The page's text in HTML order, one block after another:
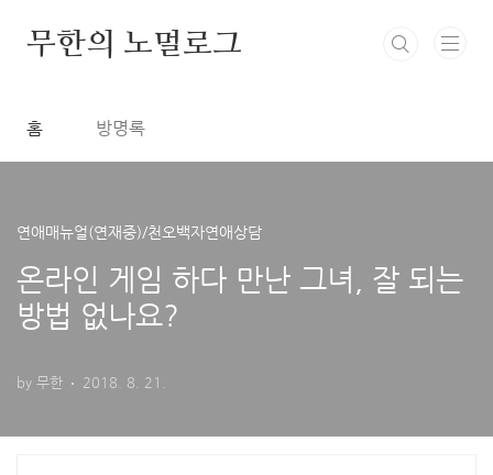
무한의 노멀로그
홈 방명록
연애매뉴얼(연재중)/천오백자연애상담
온라인 게임 하다 만난 그녀, 잘 되는
방법 없나요?
by 무한 2018. 8. 21.